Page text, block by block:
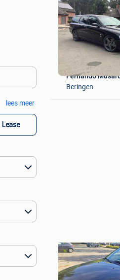
lees meer
Lease
Fernando
Beringen